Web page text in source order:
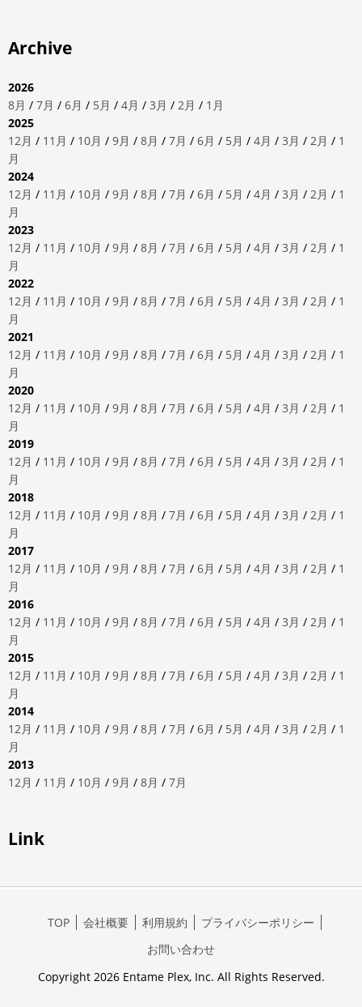
Archive
2026
8月 / 7月 / 6月 / 5月 / 4月 / 3月 / 2月 / 1月
2025
12月 / 11月 / 10月 / 9月 / 8月 / 7月 / 6月 / 5月 / 4月 / 3月 / 2月 / 1
月
2024
12月 / 11月 / 10月 / 9月 / 8月 / 7月 / 6月 / 5月 / 4月 / 3月 / 2月 / 1
月
2023
12月 / 11月 / 10月 / 9月 / 8月 / 7月 / 6月 / 5月 / 4月 / 3月 / 2月 / 1
月
2022
12月 / 11月 / 10月 / 9月 / 8月 / 7月 / 6月 / 5月 / 4月 / 3月 / 2月 / 1
月
2021
12月 / 11月 / 10月 / 9月 / 8月 / 7月 / 6月 / 5月 / 4月 / 3月 / 2月 / 1
月
2020
12月 / 11月 / 10月 / 9月 / 8月 / 7月 / 6月 / 5月 / 4月 / 3月 / 2月 / 1
月
2019
12月 / 11月 / 10月 / 9月 / 8月 / 7月 / 6月 / 5月 / 4月 / 3月 / 2月 / 1
月
2018
12月 / 11月 / 10月 / 9月 / 8月 / 7月 / 6月 / 5月 / 4月 / 3月 / 2月 / 1
月
2017
12月 / 11月 / 10月 / 9月 / 8月 / 7月 / 6月 / 5月 / 4月 / 3月 / 2月 / 1
月
2016
12月 / 11月 / 10月 / 9月 / 8月 / 7月 / 6月 / 5月 / 4月 / 3月 / 2月 / 1
月
2015
12月 / 11月 / 10月 / 9月 / 8月 / 7月 / 6月 / 5月 / 4月 / 3月 / 2月 / 1
月
2014
12月 / 11月 / 10月 / 9月 / 8月 / 7月 / 6月 / 5月 / 4月 / 3月 / 2月 / 1
月
2013
12月 / 11月 / 10月 / 9月 / 8月 / 7月
Link
TOP 会社概要 利用規約
プライバシーポリシー
お問い合わせ
Copyright 2026 Entame Plex, Inc. All Rights Reserved.